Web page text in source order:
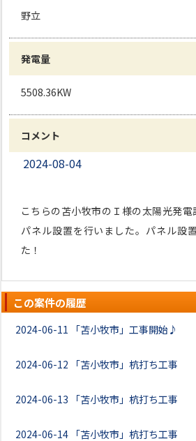
野立
発電量
5508.36KW
コメント
2024-08-04
こちらの苫小牧市のＩ様の太陽光発電
パネル設置を行いました。パネル設
た！
この案件の履歴
2024-06-11 「苫小牧市」工事開始♪
2024-06-12 「苫小牧市」杭打ち工事
2024-06-13 「苫小牧市」杭打ち工事
2024-06-14 「苫小牧市」杭打ち工事